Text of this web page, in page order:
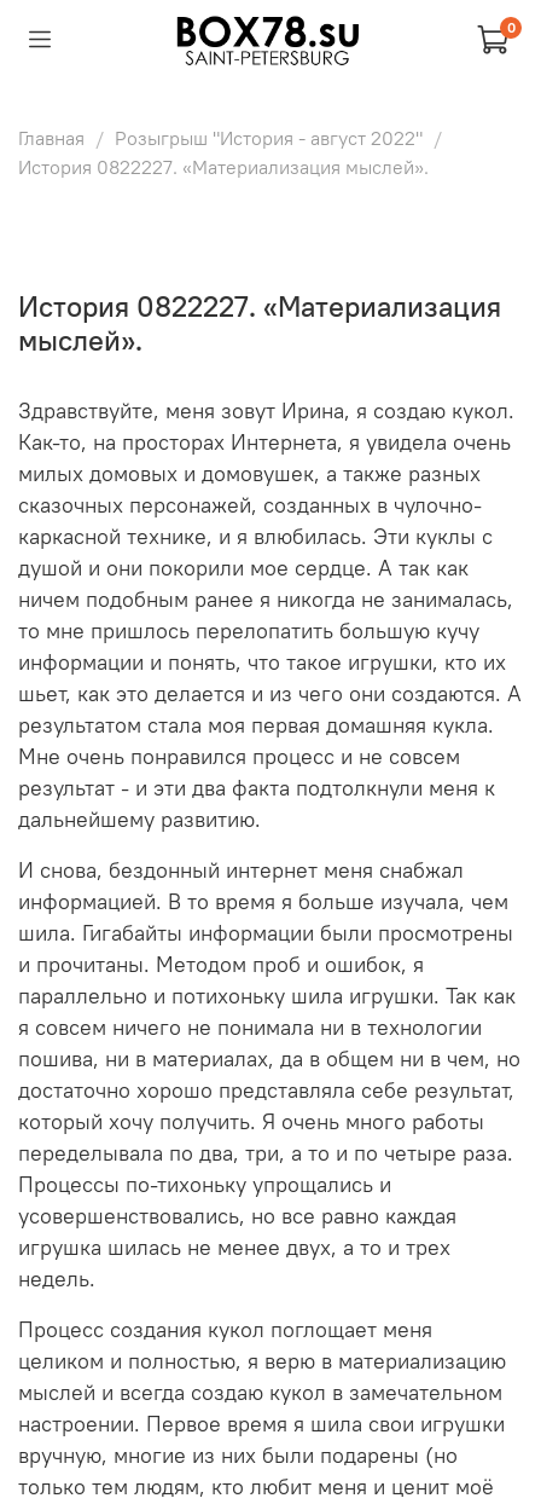
0
Главная
Розыгрыш "История - август 2022"
История 0822227. «Материализация мыслей».
История 0822227. «Материализация
мыслей».
Здравствуйте, меня зовут Ирина, я создаю кукол.
Как-то, на просторах Интернета, я увидела очень
милых домовых и домовушек, а также разных
сказочных персонажей, созданных в чулочно-
каркасной технике, и я влюбилась. Эти куклы с
душой и они покорили мое сердце. А так как
ничем подобным ранее я никогда не занималась,
то мне пришлось перелопатить большую кучу
информации и понять, что такое игрушки, кто их
шьет, как это делается и из чего они создаются. А
результатом стала моя первая домашняя кукла.
Мне очень понравился процесс и не совсем
результат - и эти два факта подтолкнули меня к
дальнейшему развитию.
И снова, бездонный интернет меня снабжал
информацией. В то время я больше изучала, чем
шила. Гигабайты информации были просмотрены
и прочитаны. Методом проб и ошибок, я
параллельно и потихоньку шила игрушки. Так как
я совсем ничего не понимала ни в технологии
пошива, ни в материалах, да в общем ни в чем, но
достаточно хорошо представляла себе результат,
который хочу получить. Я очень много работы
переделывала по два, три, а то и по четыре раза.
Процессы по-тихоньку упрощались и
усовершенствовались, но все равно каждая
игрушка шилась не менее двух, а то и трех
недель.
Процесс создания кукол поглощает меня
целиком и полностью, я верю в материализацию
мыслей и всегда создаю кукол в замечательном
настроении. Первое время я шила свои игрушки
вручную, многие из них были подарены (но
только тем людям, кто любит меня и ценит моё